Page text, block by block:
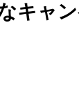
なキャ